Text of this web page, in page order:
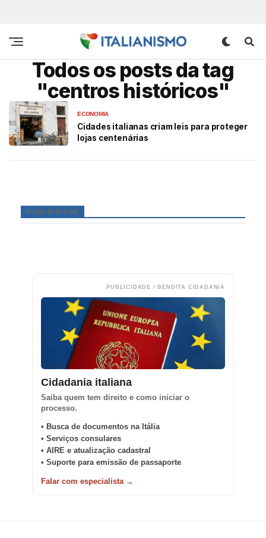
Todos os posts da tag
"centros históricos"
ECONOMIA
Cidades italianas criam leis para proteger
lojas centenárias
PUBLICIDADE
PUBLICIDADE / BENDITA CIDADANIA
Cidadania italiana
Saiba quem tem direito e como iniciar o
processo.
• Busca de documentos na Itália
• Serviços consulares
• AIRE e atualização cadastral
• Suporte para emissão de passaporte
Falar com especialista →